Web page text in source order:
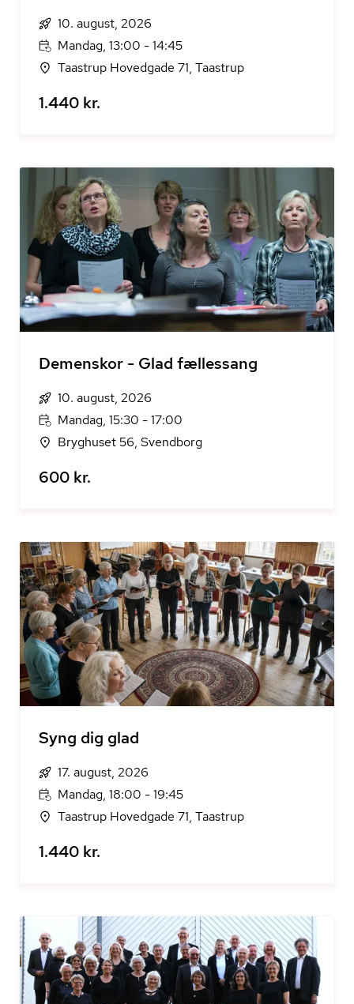
10. august, 2026
Mandag, 13:00 - 14:45
Taastrup Hovedgade 71, Taastrup
1.440 kr.
Demenskor - Glad fællessang
10. august, 2026
Mandag, 15:30 - 17:00
Bryghuset 56, Svendborg
600 kr.
Syng dig glad
17. august, 2026
Mandag, 18:00 - 19:45
Taastrup Hovedgade 71, Taastrup
1.440 kr.